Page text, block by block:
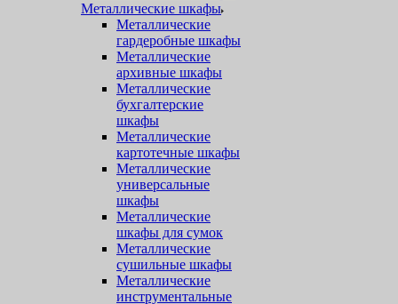
Металлические шкафы
Металлические
гардеробные шкафы
Металлические
архивные шкафы
Металлические
бухгалтерские
шкафы
Металлические
картотечные шкафы
Металлические
универсальные
шкафы
Металлические
шкафы для сумок
Металлические
сушильные шкафы
Металлические
инструментальные